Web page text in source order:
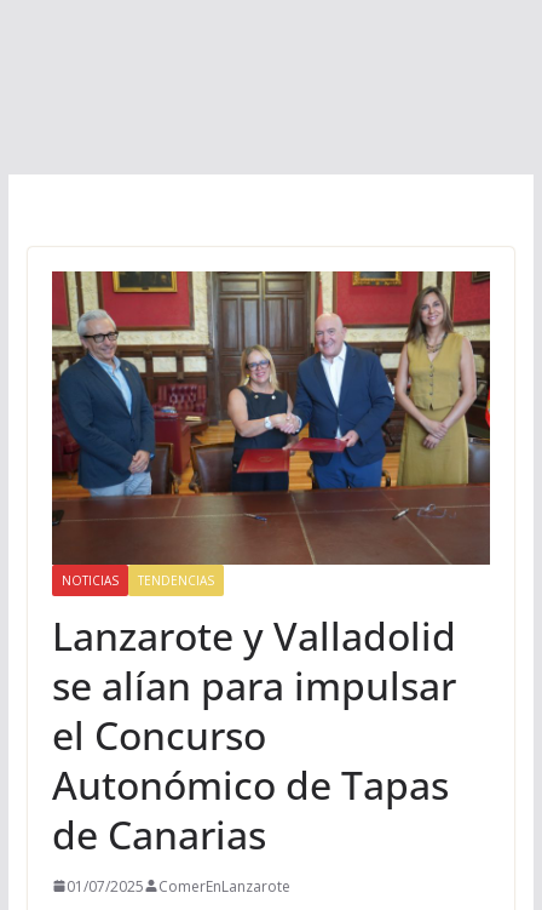
NOTICIAS TENDENCIAS
Lanzarote y Valladolid
se alían para impulsar
el Concurso
Autonómico de Tapas
de Canarias
01/07/2025 ComerEnLanzarote